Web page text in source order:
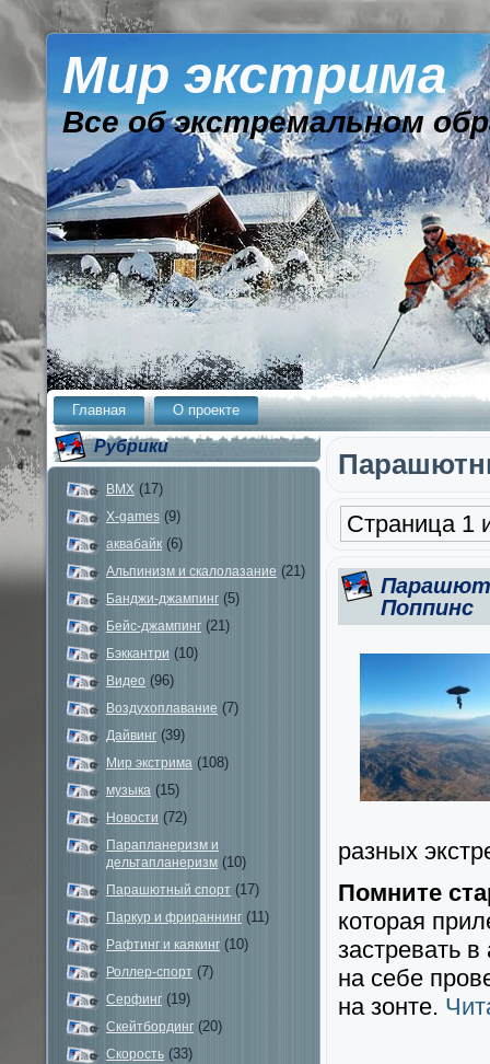
Мир экстрима
Все об экстремальном
Главная О проекте
Рубрики
BMX (17)
X-games (9)
аквабайк (6)
Альпинизм и скалолазание (21)
Банджи-джампинг (5)
Бейс-джампинг (21)
Бэккантри (10)
Видео (96)
Воздухоплавание (7)
Дайвинг (39)
Мир экстрима (108)
музыка (15)
Новости (72)
Парапланеризм и
дельтапланеризм (10)
Парашютный спорт (17)
Паркур и фрираннинг (11)
Рафтинг и каякинг (10)
Роллер-спорт (7)
Серфинг (19)
Скейтбординг (20)
Скорость (33)
Страница 1
Поппинс
разных
Помните
которая
застревать
на себе
на зонте.